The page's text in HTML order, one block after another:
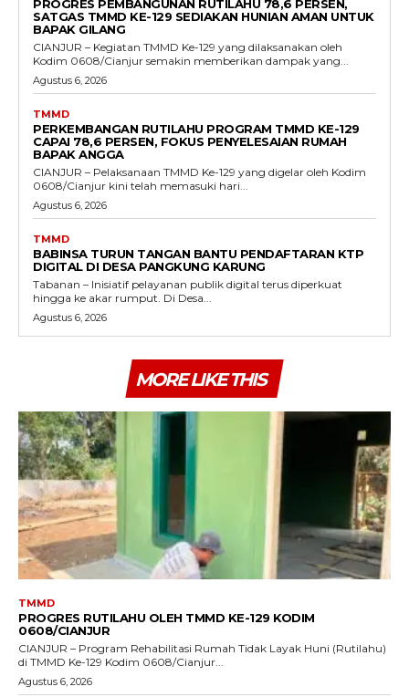
PROGRES PEMBANGUNAN RUTILAHU 78,6 PERSEN,
SATGAS TMMD KE-129 SEDIAKAN HUNIAN AMAN UNTUK
BAPAK GILANG
CIANJUR – Kegiatan TMMD Ke-129 yang dilaksanakan oleh
Kodim 0608/Cianjur semakin memberikan dampak yang...
Agustus 6, 2026
TMMD
PERKEMBANGAN RUTILAHU PROGRAM TMMD KE-129
CAPAI 78,6 PERSEN, FOKUS PENYELESAIAN RUMAH
BAPAK ANGGA
CIANJUR – Pelaksanaan TMMD Ke-129 yang digelar oleh Kodim
0608/Cianjur kini telah memasuki hari...
Agustus 6, 2026
TMMD
BABINSA TURUN TANGAN BANTU PENDAFTARAN KTP
DIGITAL DI DESA PANGKUNG KARUNG
Tabanan – Inisiatif pelayanan publik digital terus diperkuat
hingga ke akar rumput. Di Desa...
Agustus 6, 2026
MORE LIKE THIS
TMMD
PROGRES RUTILAHU OLEH TMMD KE-129 KODIM
0608/CIANJUR
CIANJUR – Program Rehabilitasi Rumah Tidak Layak Huni (Rutilahu)
di TMMD Ke-129 Kodim 0608/Cianjur...
Agustus 6, 2026